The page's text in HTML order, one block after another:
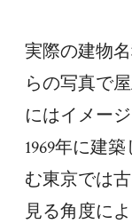
実際の建物
らの写真で
にはイメー
1969年に建
む東京では
見る角度に